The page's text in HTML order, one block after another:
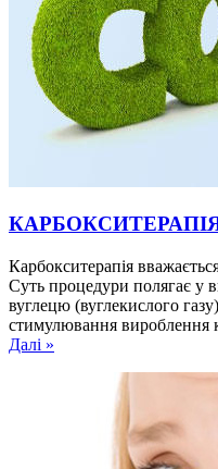
Карбокситерапія
Суть процедури полягає у
вуглецю (вуглекислого
стимулювання вироблення
Далі »